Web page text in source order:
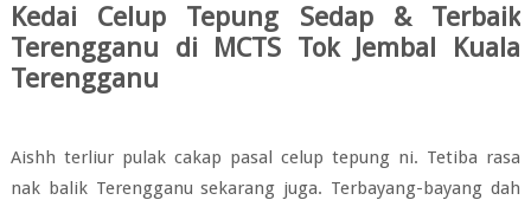
Kedai Celup Tepung Sedap & Terbaik
Terengganu di MCTS Tok Jembal Kuala
Terengganu
Aishh terliur pulak cakap pasal celup tepung ni. Tetiba rasa
nak balik Terengganu sekarang juga. Terbayang-bayang dah